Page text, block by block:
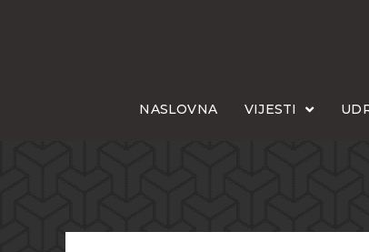
NASLOVNA VIJESTI